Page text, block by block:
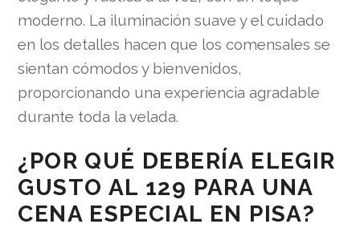
moderno. La iluminación suave y el cuidado
en los detalles hacen que los comensales se
sientan cómodos y bienvenidos,
proporcionando una experiencia agradable
durante toda la velada.
¿POR QUÉ DEBERÍA ELEGIR
GUSTO AL 129 PARA UNA
CENA ESPECIAL EN PISA?